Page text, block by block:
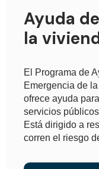
Ayuda
la
El Programa de
Emergencia de
ofrece ayuda
servicios
Está dirigido a
corren el riesgo